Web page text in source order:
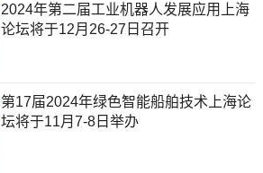
2024年第二届工业机器人发展应用上海
论坛将于12月26-27日召开
第17届2024年绿色智能船舶技术上海论
坛将于11月7-8日举办